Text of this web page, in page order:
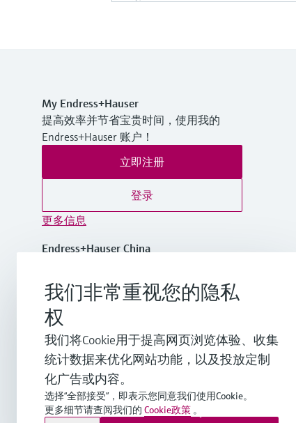
My Endress+Hauser
提高效率并节省宝贵时间，使用我的
Endress+Hauser 账户！
立即注册
登录
更多信息
Endress+Hauser China
+86-21-2403 9600
info.cn@endress.com
Endress+Hauser Group Services AG ©版权所有
我们非常重视您的隐私
权
我们将Cookie用于提高网页浏览体验、收集
统计数据来优化网站功能，以及投放定制
化广告或内容。
选择“全部接受”，即表示您同意我们使用Cookie。
更多细节请查阅我们的 Cookie政策 。